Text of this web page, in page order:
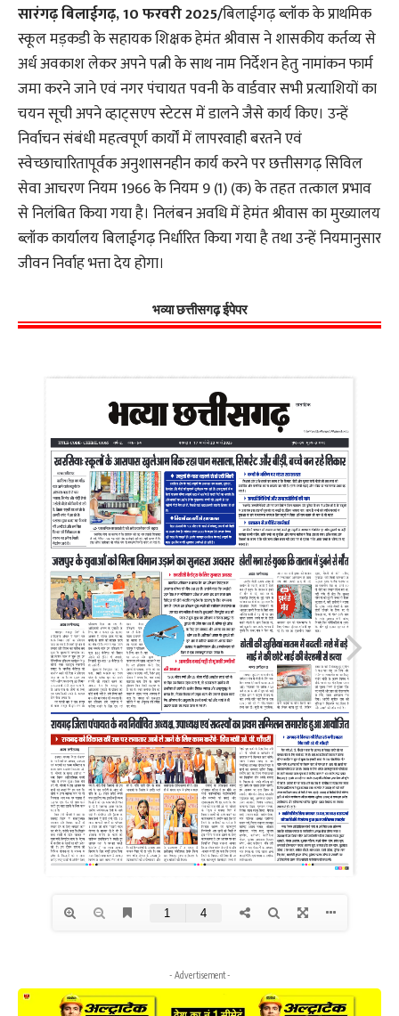
सारंगढ़ बिलाईगढ़, 10 फरवरी 2025/बिलाईगढ़ ब्लॉक के प्राथमिक
स्कूल मड़कडी के सहायक शिक्षक हेमंत श्रीवास ने शासकीय कर्तव्य से
अर्ध अवकाश लेकर अपने पत्नी के साथ नाम निर्देशन हेतु नामांकन फार्म
जमा करने जाने एवं नगर पंचायत पवनी के वार्डवार सभी प्रत्याशियों का
चयन सूची अपने व्हाट्सएप स्टेटस में डालने जैसे कार्य किए। उन्हें
निर्वाचन संबंधी महत्वपूर्ण कार्यों में लापरवाही बरतने एवं
स्वेच्छाचारितापूर्वक अनुशासनहीन कार्य करने पर छत्तीसगढ़ सिविल
सेवा आचरण नियम 1966 के नियम 9 (1) (क) के तहत तत्काल प्रभाव
से निलंबित किया गया है। निलंबन अवधि में हेमंत श्रीवास का मुख्यालय
ब्लॉक कार्यालय बिलाईगढ़ निर्धारित किया गया है तथा उन्हें नियमानुसार
जीवन निर्वाह भत्ता देय होगा।
भव्या छत्तीसगढ़ ईपेपर
- Advertisement -